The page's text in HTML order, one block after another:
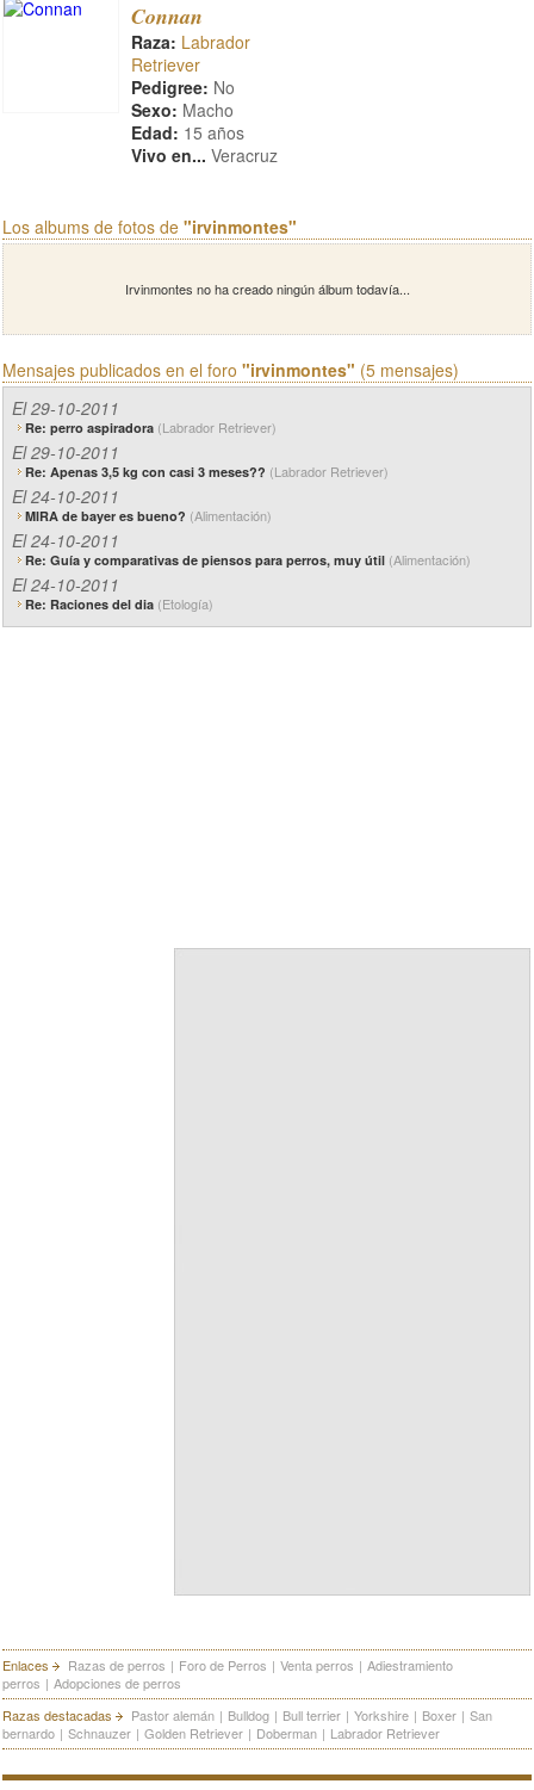
Connan
Raza: Labrador
Retriever
Pedigree: No
Sexo: Macho
Edad: 15 años
Vivo en... Veracruz
Los albums de fotos de "irvinmontes"
Irvinmontes no ha creado ningún álbum todavía...
Mensajes publicados en el foro "irvinmontes" (5 mensajes)
El 29-10-2011
Re: perro aspiradora (Labrador Retriever)
El 29-10-2011
Re: Apenas 3,5 kg con casi 3 meses?? (Labrador Retriever)
El 24-10-2011
MIRA de bayer es bueno? (Alimentación)
El 24-10-2011
Re: Guía y comparativas de piensos para perros, muy útil (Alimentación)
El 24-10-2011
Re: Raciones del dia (Etología)
Enlaces Razas de perros | Foro de Perros | Venta perros | Adiestramiento
perros | Adopciones de perros
Razas destacadas
Pastor alemán | Bulldog | Bull terrier | Yorkshire | Boxer | San
bernardo | Schnauzer | Golden Retriever | Doberman | Labrador Retriever